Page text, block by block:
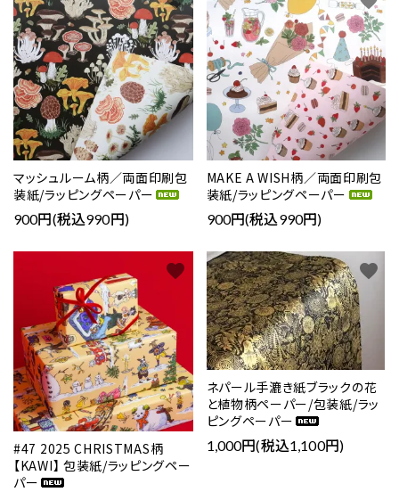
マッシュルーム柄／両面印刷包
装紙/ラッピングペーパー
900円(税込990円)
MAKE A WISH柄／両面印刷包
装紙/ラッピングペーパー
900円(税込990円)
#47 2025 CHRISTMAS柄
【KAWI】 包装紙/ラッピングペー
パー
favorite
ネパール手漉き紙ブラックの花
と植物柄ペーパー/包装紙/ラッ
ピングペーパー
1,000円(税込1,100円)
favorite
検索する